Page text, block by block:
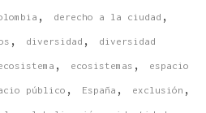
, derecho a la ciudad ,
, diversidad , diversidad
, ecosistemas , espacio
público , España , exclusión ,